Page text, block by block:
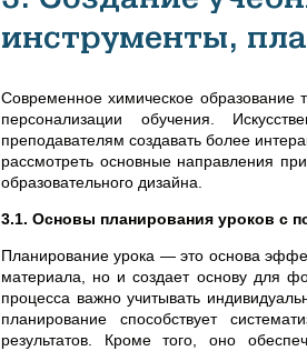
инструменты,
Современное химическое образование
персонализации обучения.
преподавателям создавать более
рассмотреть основные направления
образовательного дизайна.
3.1. Основы планирования уроков с
Планирование урока — это основа
материала, но и создает основу для
процесса важно учитывать
планирование способствует
результатов. Кроме того, оно